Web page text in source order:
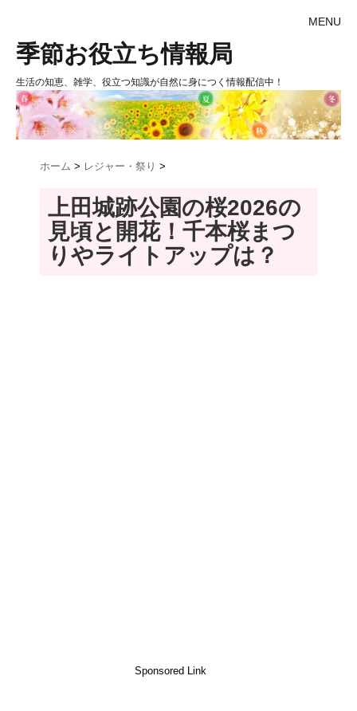
MENU
季節お役立ち情報局
生活の知恵、雑学、役立つ知識が自然に身につく情報配信中！
ホーム > レジャー・祭り >
上田城跡公園の桜2026の
見頃と開花！千本桜まつ
りやライトアップは？
Sponsored Link